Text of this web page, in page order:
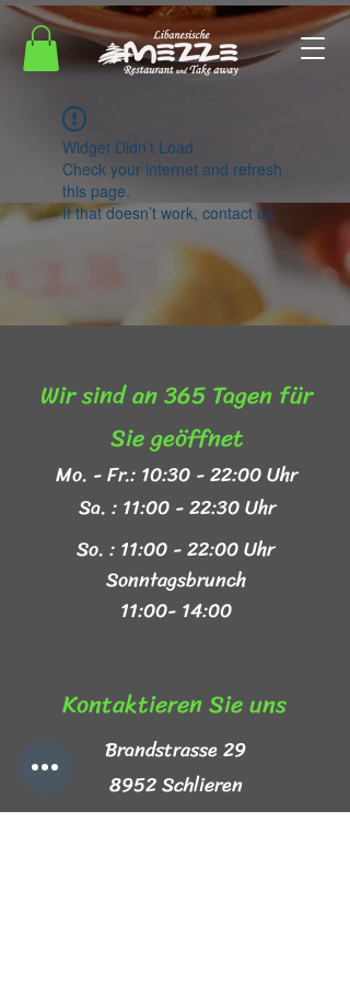
Widget Didn’t Load
Check your internet and refresh
this page.
If that doesn’t work, contact us.
Wir sind an 365 Tagen für
Sie geöffnet​
Mo. - Fr.: 10:30 - 22:00 Uhr
Sa. : 11:00 - 22:30 Uhr
So. : 11:00 - 22:00 Uhr
Sonntagsbrunch
11:00- 14:00
Kontaktieren Sie uns​
Brandstrasse 29
8952 Schlieren
+41 44 999 44 44